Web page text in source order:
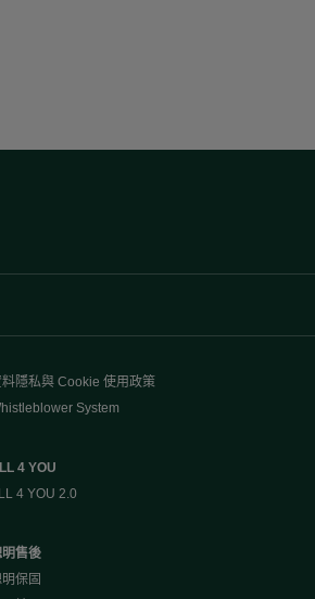
隱私與 Cookie 使用政策
System
4 YOU
4 YOU 2.0
售後
保固